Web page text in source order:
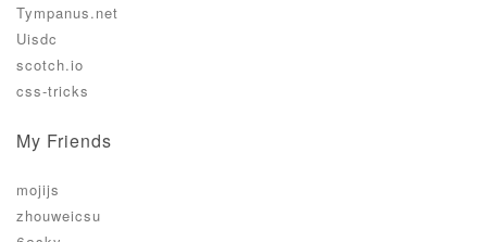
Tympanus.net
Uisdc
scotch.io
css-tricks
My Friends
mojijs
zhouweicsu